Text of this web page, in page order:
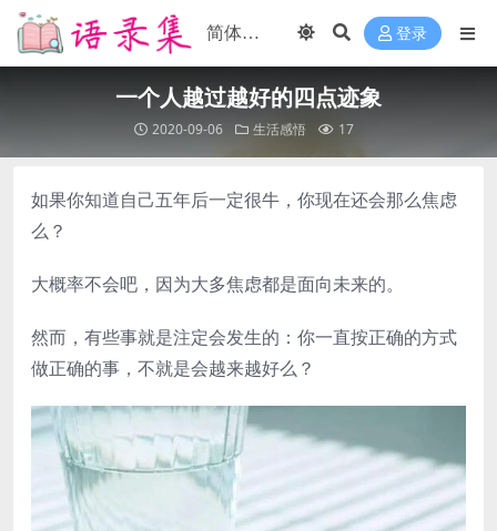
登录
一个人越过越好的四点迹象
2020-09-06 生活感悟 17
如果你知道自己五年后一定很牛，你现在还会那么焦虑
么？
大概率不会吧，因为大多焦虑都是面向未来的。
然而，有些事就是注定会发生的：你一直按正确的方式
做正确的事，不就是会越来越好么？